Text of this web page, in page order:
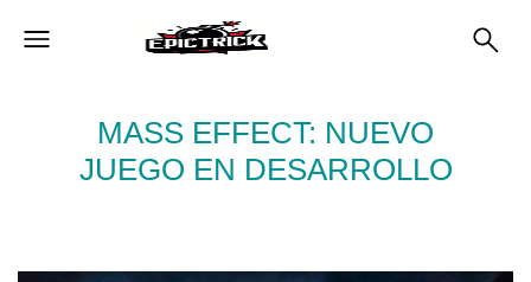
MASS EFFECT: NUEVO
JUEGO EN DESARROLLO